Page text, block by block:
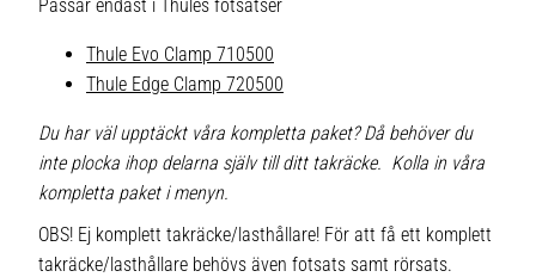
Passar endast i Thules fotsatser
Thule Evo Clamp 710500
Thule Edge Clamp 720500
Du har väl upptäckt våra kompletta paket? Då behöver du
inte plocka ihop delarna själv till ditt takräcke. Kolla in våra
kompletta paket i menyn.
OBS! Ej komplett takräcke/lasthållare! För att få ett komplett
takräcke/lasthållare behövs även fotsats samt rörsats.